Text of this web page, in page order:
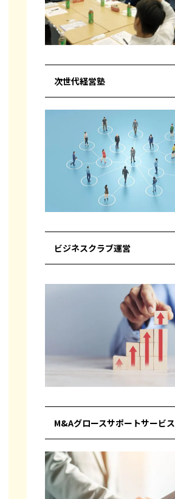
次世代経営塾
ビジネスクラブ運営
M&Aグロースサポートサービス